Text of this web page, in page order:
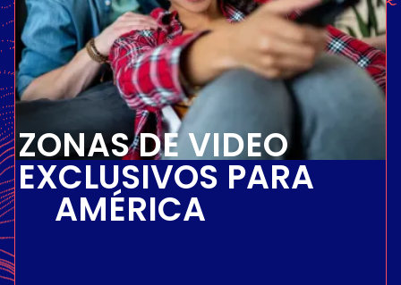
CONTACTO
ZONAS DE VIDEO
EXCLUSIVOS PARA
AMÉRICA